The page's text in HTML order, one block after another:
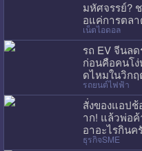
มหัศจรรย์?
อแค่การตลา
เน็ตไอดอล
รถ EV จีนล
ก่อนคือคนโ
ดไหมในวิก
รถยนต์ไฟฟ้า
สั่งของแอปช้
าก! แล้วพ่อ
อาอะไรกินค
ธุรกิจSME